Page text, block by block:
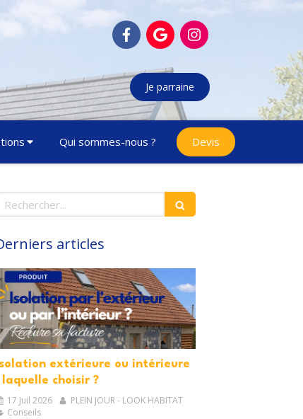
Je parraine
Qui sommes-nous ? Devis
Rechercher
articles
extérieure ou intérieure
laquelle choisir ?
17 Juil 2026
PLEIN JOUR - LOOK HABITAT
Conseils